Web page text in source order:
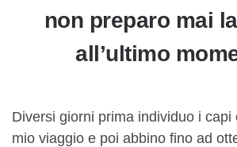
non preparo mai
all’ultimo
Diversi giorni prima individuo i capi
mio viaggio e poi abbino fino ad